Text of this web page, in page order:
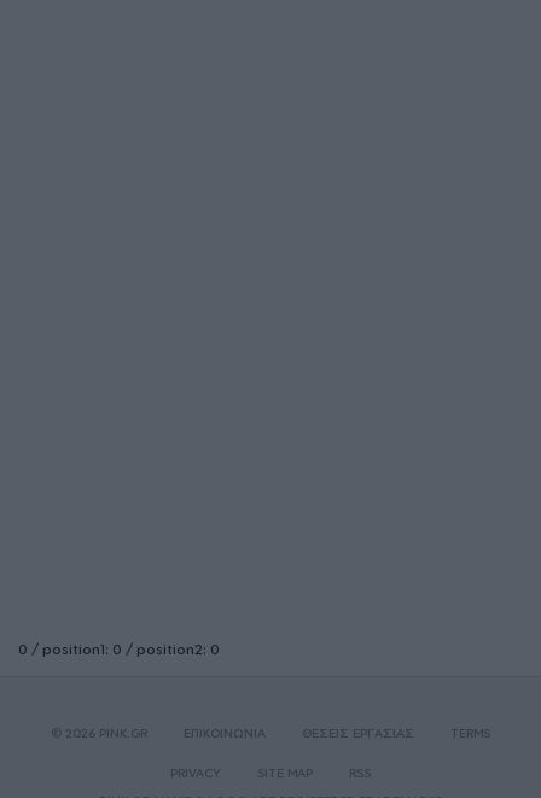
0 / position1: 0 / position2: 0
© 2026 PINK.GR ΕΠΙΚΟΙΝΩΝΙΑ ΘΕΣΕΙΣ ΕΡΓΑΣΙΑΣ TERMS
PRIVACY SITE MAP
RSS